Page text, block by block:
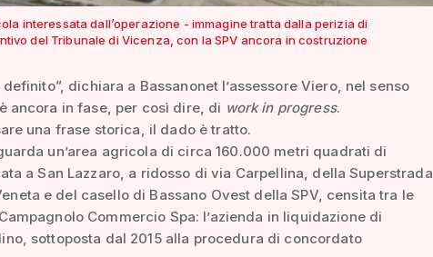
interessata dall’operazione - immagine tratta dalla perizia di
del Tribunale di Vicenza, con la SPV ancora in costruzione
dichiara a Bassanonet l’assessore Viero, nel senso
ancora in fase, per così dire, di work in progress.
una frase storica, il dado è tratto.
un’area agricola di circa 160.000 metri quadrati di
a San Lazzaro, a ridosso di via Carpellina, della Superstrada
e del casello di Bassano Ovest della SPV, censita tra le
Commercio Spa: l’azienda in liquidazione di
sottoposta dal 2015 alla procedura di concordato